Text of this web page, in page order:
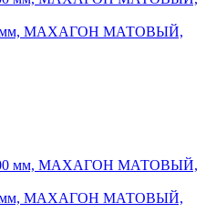
мм, МАХАГОН МАТОВЫЙ,
мм, МАХАГОН МАТОВЫЙ,